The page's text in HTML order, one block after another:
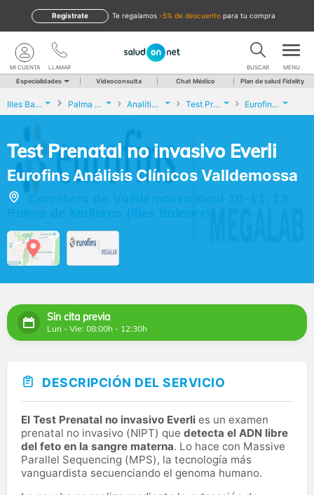
te regalamos -5% de descuento para tu compra
Regístrate
LLAMAR
MI CUENTA BUSCAR MENU
Especialidades Videoconsulta Chat Médico Plan de salud Fidelity
Illes Balears Palma de Mallorca Analíticas y Genética Test Prenatal no invasivo Everli Eurofins Análisis Clínicos Valldemossa
Test Prenatal no invasivo Everli
Eurofins Análisis Clínicos Valldemossa
Carretera de Valldemossa local 10-11, 13,
Palma de Mallorca (Illes Balears)
Sin cita previa
Lun - Vie: 08:00h - 12:30h
DESCRIPCIÓN DEL SERVICIO
El Test Prenatal no invasivo Everli es un examen
prenatal no invasivo (NIPT) que detecta el ADN libre
del feto en la sangre materna. Lo hace con Massive
Parallel Sequencing (MPS), la tecnología más
vanguardista secuenciando el genoma humano.